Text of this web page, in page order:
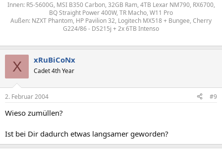
Innen: R5-5600G, MSI B350 Carbon, 32GB Ram, 4TB Lexar NM790, RX6700,
BQ Straight Power 400W, TR Macho, W11 Pro
Außen: NZXT Phantom, HP Pavilion 32, Logitech MX518 + Bungee, Cherry
G224/86 - DS215j + 2x 6TB Intenso
X xRuBiCoNx
Cadet 4th Year
2. Februar 2004 #9
Wieso zumüllen?
Ist bei Dir dadurch etwas langsamer geworden?